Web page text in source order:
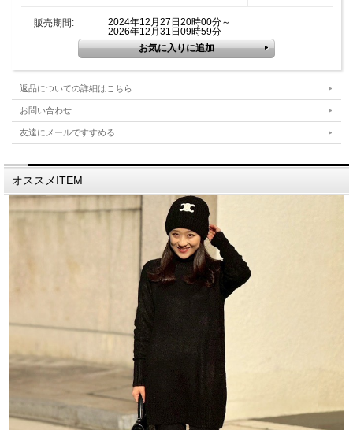
販売期間:
2024年12月27日20時00分～
2026年12月31日09時59分
返品についての詳細はこちら
お問い合わせ
友達にメールですすめる
オススメITEM